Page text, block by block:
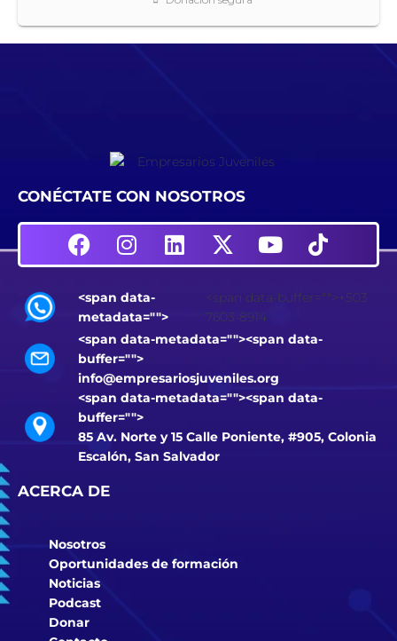
CONÉCTATE CON NOSOTROS
<span data-
metadata="">
<span data-buffer="">+503
7603-8914
<span data-metadata=""><span data-
buffer="">
info@empresariosjuveniles.org
<span data-metadata=""><span data-
buffer="">
85 Av. Norte y 15 Calle Poniente, #905, Colonia
Escalón, San Salvador
ACERCA DE
Nosotros
Oportunidades de formación
Noticias
Podcast
Donar